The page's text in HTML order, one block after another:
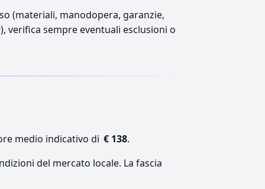
(materiali, manodopera, garanzie,
verifica sempre eventuali esclusioni o
medio indicativo di € 138.
del mercato locale. La fascia